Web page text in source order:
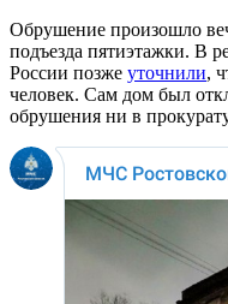
Обрушение произошло
подъезда пятиэтажки. В
России позже уточнили,
человек. Сам дом был
обрушения ни в